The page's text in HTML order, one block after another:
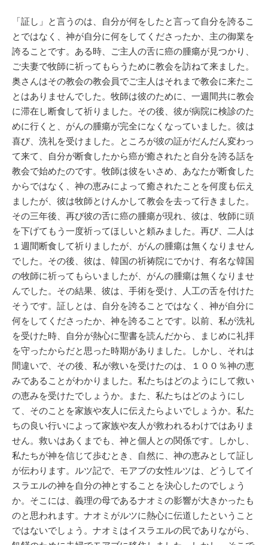
「証し」と言うのは、自分が何をしたと言って自分を誇るこ
とではなく、神が自分に何をしてくださったか、主の御業を
誇ることです。ある時、ご主人の舌に癌の腫瘍が見つかり、
ご夫妻で牧師に祈ってもらうために教会を訪ねて来ました。
奥さんはその教会の教会員でご主人はそれまで教会に来たこ
とはありませんでした。牧師は彼のために、一週間共に教会
に滞在し断食して祈りました。その後、彼が病院に検診のた
めに行くと、がんの腫瘍が完全になくなっていました。彼は
喜び、洗礼を受けました。ところが彼の証がだんだん変わっ
て来て、自分が断食したから癌が癒されたと自分を誇る話を
教会で始めたのです。牧師は彼をいさめ、あなたが断食した
からではなく、神の恵みによって癒されたことを何度も伝え
ましたが、彼は牧師とけんかして教会を去って行きました。
その三年後、再び彼の舌に癌の腫瘍が現れ、彼は、牧師に頭
を下げてもう一度祈ってほしいと頼みました。再び、二人は
１週間断食して祈りましたが、がんの腫瘍は無くなりません
でした。その後、彼は、韓国の祈祷院にでかけ、有名な韓国
の牧師に祈ってもらいましたが、がんの腫瘍は無くなりませ
んでした。その結果、彼は、手術を受け、人工の舌を付けた
そうです。証しとは、自分を誇ることではなく、神が自分に
何をしてくださったか、神を誇ることです。以前、私が洗礼
を受けた時、自分が熱心に聖書を読んだから、まじめに礼拝
を守ったからだと思った時期がありました。しかし、それは
間違いで、その後、私が救いを受けたのは、１００％神の恵
みであることがわかりました。私たちはどのようにして救い
の恵みを受けたでしょうか。また、私たちはどのようにし
て、そのことを家族や友人に伝えたらよいでしょうか。私た
ちの良い行いによって家族や友人が救われるわけではありま
せん。救いはあくまでも、神と個人との関係です。しかし、
私たちが神を信じて歩むとき、自然に、神の恵みとして証し
が伝わります。ルツ記で、モアブの女性ルツは、どうしてイ
スラエルの神を自分の神とすることを決心したのでしょう
か。そこには、義理の母であるナオミの影響が大きかったも
のと思われます。ナオミがルツに熱心に伝道したということ
ではないでしょう。ナオミはイスラエルの民でありながら、